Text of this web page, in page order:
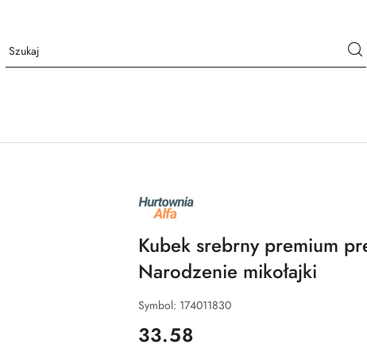
NAZWA
PRODUCENTA:
ALFA
Kubek srebrny premium
Narodzenie mikołajki
Symbol: 174011830
cena:
33.58